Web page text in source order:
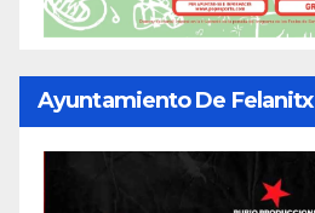
Ayuntamiento De Felanitx